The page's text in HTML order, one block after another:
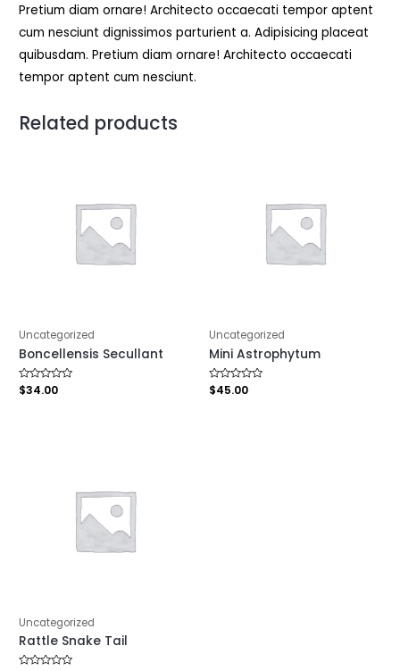
Pretium diam ornare! Architecto occaecati tempor aptent
cum nesciunt dignissimos parturient a. Adipisicing placeat
quibusdam. Pretium diam ornare! Architecto occaecati
tempor aptent cum nesciunt.
Related products
Uncategorized
Boncellensis Secullant
Rated
0
$34.00
Uncategorized
Mini Astrophytum
Rated
0
$45.00
Uncategorized
Rattle Snake Tail